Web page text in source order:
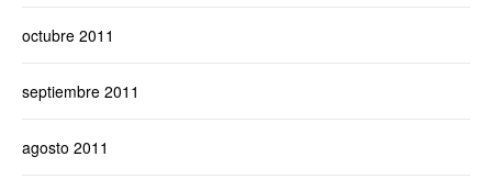
octubre 2011
septiembre 2011
agosto 2011